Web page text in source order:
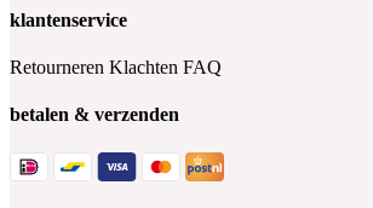
klantenservice
Retourneren Klachten FAQ
betalen & verzenden